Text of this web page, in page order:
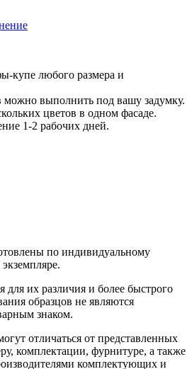
купе любого размера и
можно выполнить под вашу задумку.
цветов в одном фасаде.
1-2 рабочих дней.
по индивидуальному
их различия и более быстрого
образцов не являются
знаком.
отличаться от представленных
комплектации, фурнитуре, а также
комплектующих и